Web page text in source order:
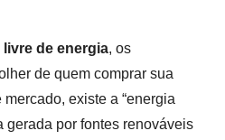
livre de energia, os
de quem comprar sua
existe a “energia
gerada por fontes renováveis